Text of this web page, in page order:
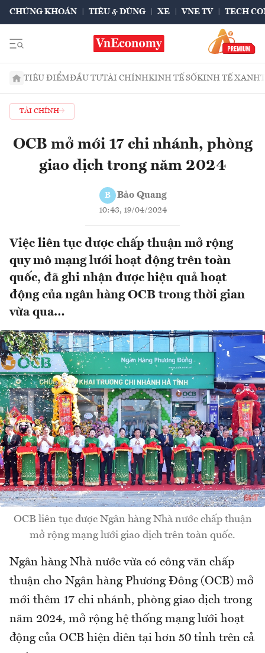
CHỨNG KHOÁN TIÊU & DÙNG XE VNE TV TECH
TIÊU ĐIỂMĐẦU TƯTÀI CHÍNHKINH TẾ SỐKINH TẾ XANH
TÀI CHÍNH
OCB mở mới 17 chi nhánh, phòng
giao dịch trong năm 2024
B Bảo Quang
10:43, 19/04/2024
Việc liên tục được chấp thuận mở rộng
quy mô mạng lưới hoạt động trên toàn
quốc, đã ghi nhận được hiệu quả hoạt
động của ngân hàng OCB trong thời gian
vừa qua…
OCB liên tục được Ngân hàng Nhà nước chấp thuận
mở rộng mạng lưới giao dịch trên toàn quốc.
Ngân hàng Nhà nước vừa có công văn chấp
thuận cho Ngân hàng Phương Đông (OCB) mở
mới thêm 17 chi nhánh, phòng giao dịch trong
năm 2024, mở rộng hệ thống mạng lưới hoạt
động của OCB hiện diên tại hơn 50 tỉnh trên cả